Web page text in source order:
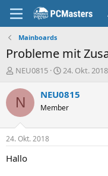
Mainboards
Probleme mit
E
s
e
r
NEU0815
E
s
e
t
24. Okt. 2018
N NEU0815
Member
24. Okt. 2018
Hallo